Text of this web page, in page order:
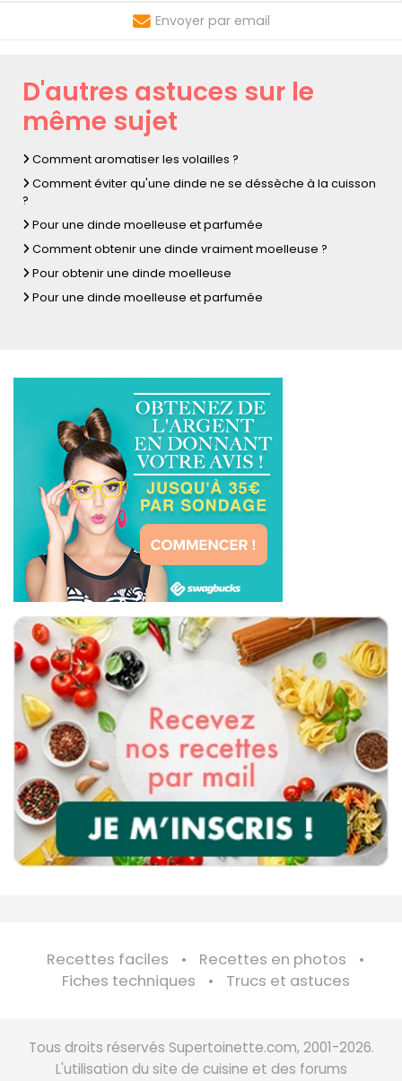
Envoyer par email
D'autres astuces sur le
même sujet
Comment aromatiser les volailles ?
Comment éviter qu'une dinde ne se déssèche à la cuisson
?
Pour une dinde moelleuse et parfumée
Comment obtenir une dinde vraiment moelleuse ?
Pour obtenir une dinde moelleuse
Pour une dinde moelleuse et parfumée
Recettes faciles
Recettes en photos
Fiches techniques
Trucs et astuces
Tous droits réservés Supertoinette.com, 2001-2026.
L'utilisation du site de cuisine et des forums